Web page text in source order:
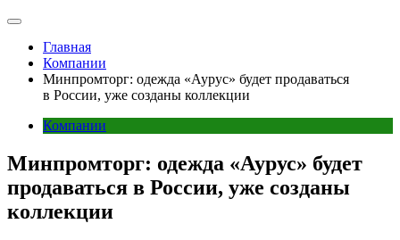
Главная
Компании
Минпромторг: одежда «Аурус» будет продаваться
в России, уже созданы коллекции
Компании
Минпромторг: одежда «Аурус» будет
продаваться в России, уже созданы
коллекции